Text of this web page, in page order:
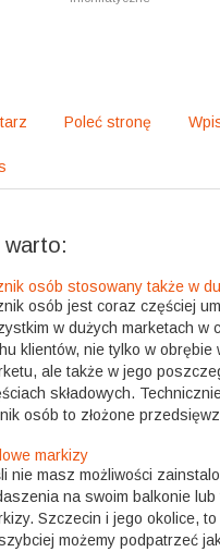
Poleć stronę
warto:
osób stosowany także w
osób jest coraz częściej
w dużych marketach w
klientów, nie tylko w obrębie
ale także w jego
składowych.
osób to złożone
markizy
nie masz możliwości
na swoim balkonie
Szczecin i jego okolice,
możemy podpatrzeć